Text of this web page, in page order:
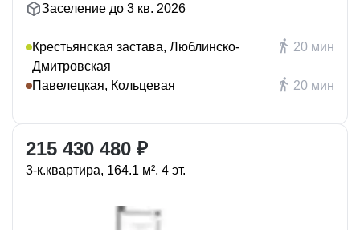
Заселение до 3 кв. 2026
Крестьянская застава, Люблинско-
Дмитровская
20 мин
Павелецкая, Кольцевая 20 мин
215 430 480 ₽
3-к.квартира, 164.1 м², 4 эт.